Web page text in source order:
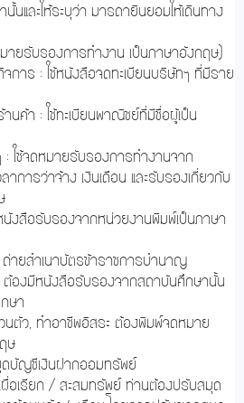
นั้นและให้ระบุว่า มารดายินยอมให้เดินทาง
ายรับรองการทำงาน เป็นภาษาอังกฤษ)
การ : ใช้หนังสือจดทะเบียนบริษัทฯ ที่มีราย
นค้า : ใช้ทะเบียนพาณิชย์ที่มีชื่อผู้เป็น
ใช้จดหมายรับรองการทำงานจาก
าการว่าจ้าง เงินเดือน และรับรองเกี่ยวกับ
งสือรับรองจากหน่วยงานพิมพ์เป็นภาษา
ยสำเนาบัตรข้าราชการบำนาญ
องมีหนังสือรับรองจากสถาบันศึกษานั้น
ษา
ตัว, ทำอาชีพอิสระ ต้องพิมพ์จดหมาย
ษ
ดบัญชีเงินฝากออมทรัพย์
อเรียก / สะสมทรัพย์ ท่านต้องปรับสมุด